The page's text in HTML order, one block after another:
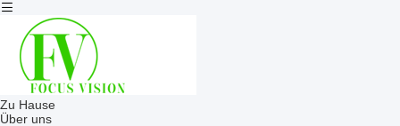
Zu Hause
Über uns